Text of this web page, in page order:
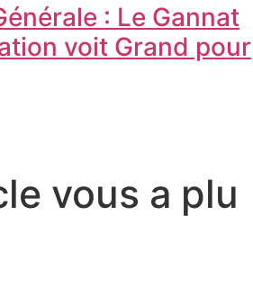
: Le Gannat
voit Grand pour
vous a plu